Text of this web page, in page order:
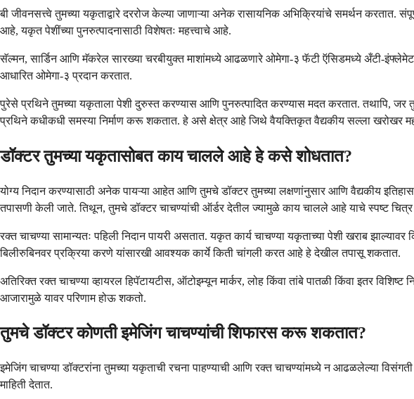
बी जीवनसत्त्वे तुमच्या यकृताद्वारे दररोज केल्या जाणाऱ्या अनेक रासायनिक अभिक्रियांचे समर्थन करतात.
आहे, यकृत पेशींच्या पुनरुत्पादनासाठी विशेषतः महत्त्वाचे आहे.
सॅल्मन, सार्डिन आणि मॅकरेल सारख्या चरबीयुक्त माशांमध्ये आढळणारे ओमेगा-३ फॅटी ऍसिडमध्ये अँटी-
आधारित ओमेगा-३ प्रदान करतात.
पुरेसे प्रथिने तुमच्या यकृताला पेशी दुरुस्त करण्यास आणि पुनरुत्पादित करण्यास मदत करतात. तथापि, जर
प्रथिने कधीकधी समस्या निर्माण करू शकतात. हे असे क्षेत्र आहे जिथे वैयक्तिकृत वैद्यकीय सल्ला खरोखर
डॉक्टर तुमच्या यकृतासोबत काय चालले आहे हे कसे शोधतात?
योग्य निदान करण्यासाठी अनेक पायऱ्या आहेत आणि तुमचे डॉक्टर तुमच्या लक्षणांनुसार आणि वैद्यकीय
तपासणी केली जाते. तिथून, तुमचे डॉक्टर चाचण्यांची ऑर्डर देतील ज्यामुळे काय चालले आहे याचे स्पष्ट चित्र
रक्त चाचण्या सामान्यतः पहिली निदान पायरी असतात. यकृत कार्य चाचण्या यकृताच्या पेशी खराब
बिलीरुबिनवर प्रक्रिया करणे यांसारखी आवश्यक कार्ये किती चांगली करत आहे हे देखील तपासू शकतात.
अतिरिक्त रक्त चाचण्या व्हायरल हिपॅटायटीस, ऑटोइम्यून मार्कर, लोह किंवा तांबे पातळी किंवा इतर
आजारामुळे यावर परिणाम होऊ शकतो.
तुमचे डॉक्टर कोणती इमेजिंग चाचण्यांची शिफारस करू शकतात?
इमेजिंग चाचण्या डॉक्टरांना तुमच्या यकृताची रचना पाहण्याची आणि रक्त चाचण्यांमध्ये न आढळलेल्या
माहिती देतात.